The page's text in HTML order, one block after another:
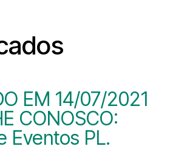
EM 14/07/2021
CONOSCO:
Eventos PL.